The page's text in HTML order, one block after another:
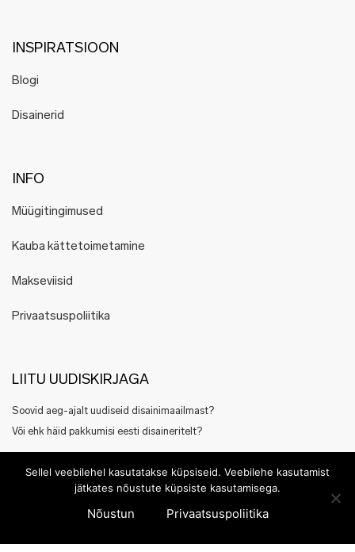
INSPIRATSIOON
Blogi
Disainerid
INFO
Müügitingimused
Kauba kättetoimetamine
Makseviisid
Privaatsuspoliitika
LIITU UUDISKIRJAGA
Soovid aeg-ajalt uudiseid disainimaailmast?
Või ehk häid pakkumisi eesti disaineritelt?
Registreeru siin
Sellel veebilehel kasutatakse küpsiseid. Veebilehe kasutamist
jätkates nõustute küpsiste kasutamisega.
Nõustun Privaatsuspoliitika